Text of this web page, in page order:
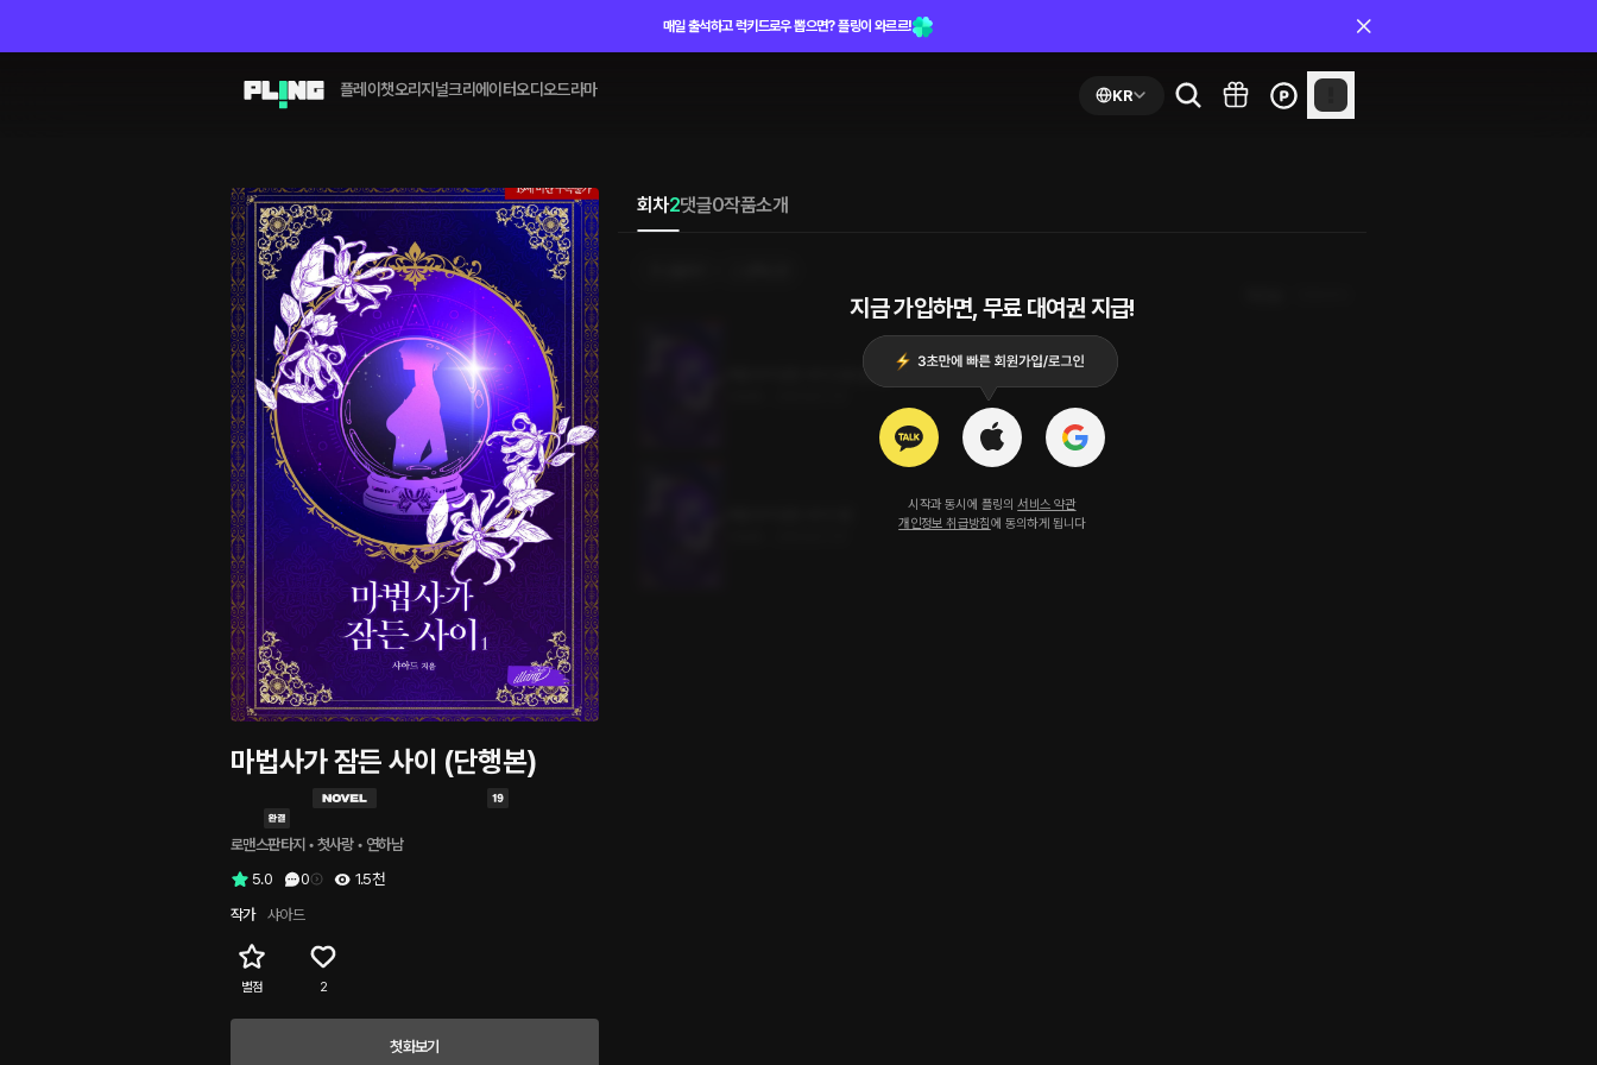
매일 출석하고 럭키드로우 뽑으면? 플링이 와르르!
플레이챗오리지널크리에이터오디오드라마 KR
마법사가 잠든 사이 (단행본)
로맨스판타지 • 첫사랑 • 연하남
5.0
0
1.5천
작가
샤아드
별점 2
첫화보기
회차2댓글0작품소개
지금 가입하면, 무료 대여권 지급!
시작과 동시에 플링의 서비스 약관
개인정보 취급방침에 동의하게 됩니다
마법사가 잠든 사이 2권 (완결)